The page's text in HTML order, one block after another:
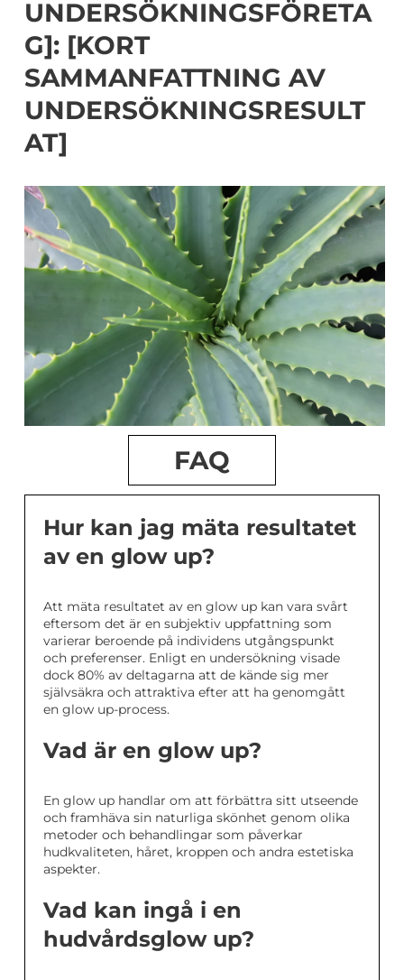
UNDERSÖKNINGSFÖRETA
G]: [KORT
SAMMANFATTNING AV
UNDERSÖKNINGSRESULT
AT]
FAQ
Hur kan jag mäta resultatet
av en glow up?
Att mäta resultatet av en glow up kan vara svårt
eftersom det är en subjektiv uppfattning som
varierar beroende på individens utgångspunkt
och preferenser. Enligt en undersökning visade
dock 80% av deltagarna att de kände sig mer
självsäkra och attraktiva efter att ha genomgått
en glow up-process.
Vad är en glow up?
En glow up handlar om att förbättra sitt utseende
och framhäva sin naturliga skönhet genom olika
metoder och behandlingar som påverkar
hudkvaliteten, håret, kroppen och andra estetiska
aspekter.
Vad kan ingå i en
hudvårdsglow up?